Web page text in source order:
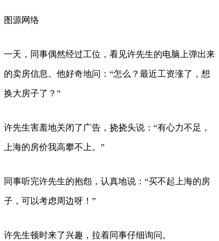
图源网络
一天，同事偶然经过工位，看见许先生的电脑上弹出来
的卖房信息。他好奇地问：“怎么？最近工资涨了，想
换大房子了？”
许先生害羞地关闭了广告，挠挠头说：“有心力不足，
上海的房价我高攀不上。”
同事听完许先生的抱怨，认真地说：“买不起上海的房
子，可以考虑周边呀！”
许先生顿时来了兴趣，拉着同事仔细询问。